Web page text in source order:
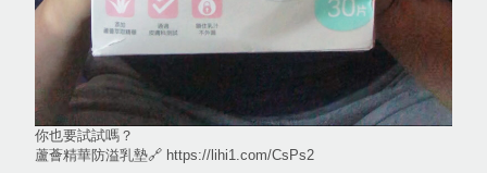
你也要試試嗎？
蘆薈精華防溢乳墊🔗 https://lihi1.com/CsPs2